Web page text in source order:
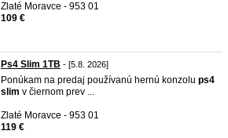
Zlaté Moravce - 953 01
109 €
Ps4 Slim 1TB - [5.8. 2026]
Ponúkam na predaj používanú hernú konzolu ps4
slim v čiernom prev ...
Zlaté Moravce - 953 01
119 €